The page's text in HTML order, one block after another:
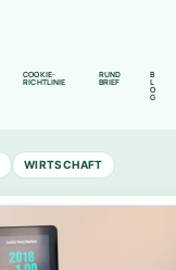
COOKIE-
RICHTLINIE
RUND
BRIEF
B
L
O
G
WIRTSCHAFT